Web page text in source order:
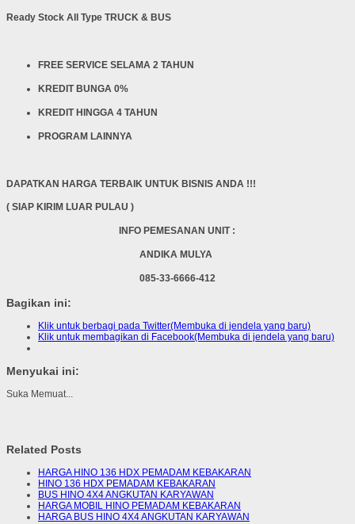
Ready Stock All Type TRUCK & BUS
FREE SERVICE SELAMA 2 TAHUN
KREDIT BUNGA 0%
KREDIT HINGGA 4 TAHUN
PROGRAM LAINNYA
DAPATKAN HARGA TERBAIK UNTUK BISNIS ANDA !!!
( SIAP KIRIM LUAR PULAU )
INFO PEMESANAN UNIT :
ANDIKA MULYA
085-33-6666-412
Bagikan ini:
Klik untuk berbagi pada Twitter(Membuka di jendela yang baru)
Klik untuk membagikan di Facebook(Membuka di jendela yang baru)
Menyukai ini:
Suka Memuat...
Related Posts
HARGA HINO 136 HDX PEMADAM KEBAKARAN
HINO 136 HDX PEMADAM KEBAKARAN
BUS HINO 4X4 ANGKUTAN KARYAWAN
HARGA MOBIL HINO PEMADAM KEBAKARAN
HARGA BUS HINO 4X4 ANGKUTAN KARYAWAN